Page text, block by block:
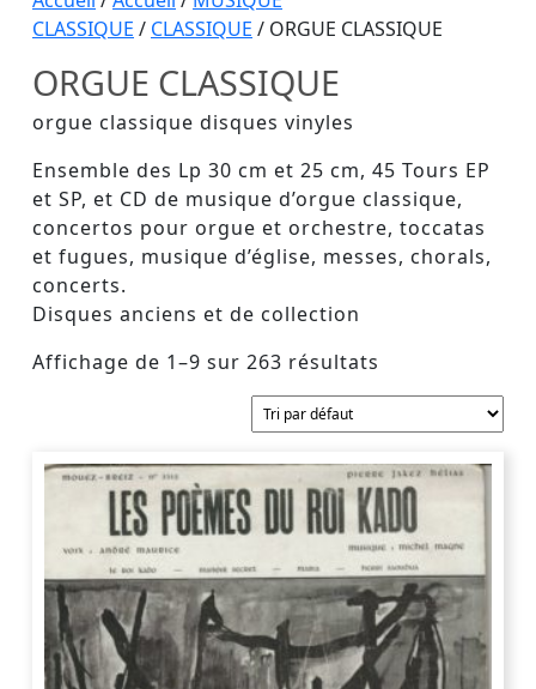
CLASSIQUE / CLASSIQUE / ORGUE CLASSIQUE
ORGUE CLASSIQUE
orgue classique disques vinyles
Ensemble des Lp 30 cm et 25 cm, 45 Tours EP
et SP, et CD de musique d’orgue classique,
concertos pour orgue et orchestre, toccatas
et fugues, musique d’église, messes, chorals,
concerts.
Disques anciens et de collection
Affichage de 1–9 sur 263 résultats